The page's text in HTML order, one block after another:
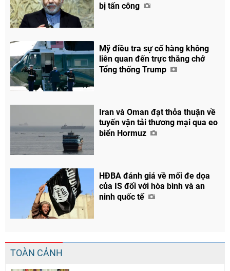
bị tấn công
Mỹ điều tra sự cố hàng không
liên quan đến trực thăng chở
Tổng thống Trump
Iran và Oman đạt thỏa thuận về
tuyến vận tải thương mại qua eo
biển Hormuz
HĐBA đánh giá về mối đe dọa
của IS đối với hòa bình và an
ninh quốc tế
TOÀN CẢNH